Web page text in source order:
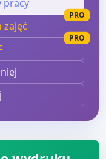
pracy
zajęć
PRO
PRO